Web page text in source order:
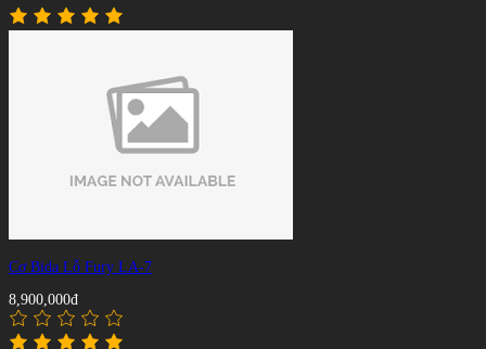
Cơ Bida Lỗ Fury LA-7
8,900,000đ